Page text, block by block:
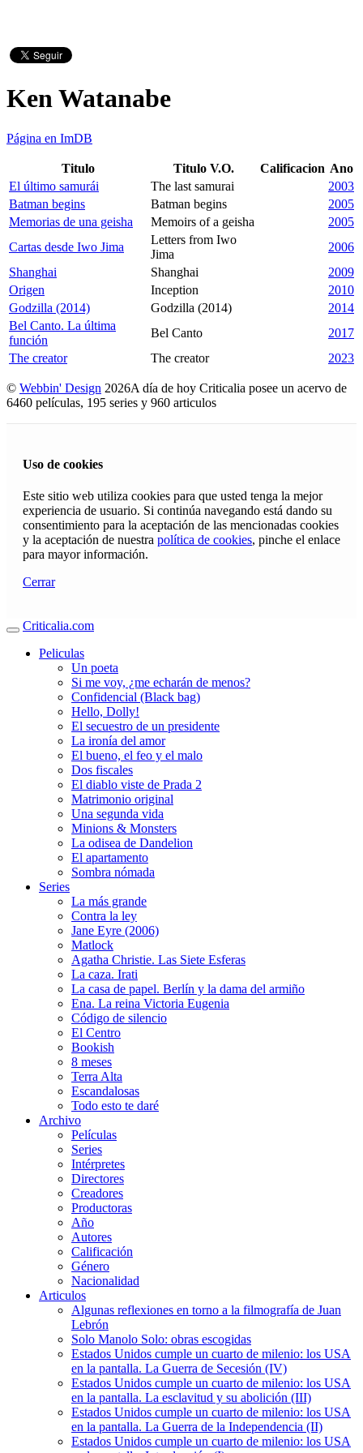
Ken Watanabe
Página en ImDB
Titulo Titulo V.O. Calificacion Ano
El último samurái
The last samurai
2003
Batman begins
Batman begins
2005
Memorias de una geisha
Memoirs of a geisha
2005
Cartas desde Iwo Jima
Letters from Iwo
Jima
2006
Shanghai
Shanghai
2009
Origen
Inception
2010
Godzilla (2014)
Godzilla (2014)
2014
Bel Canto. La última
función
Bel Canto
2017
The creator
The creator 2023
© Webbin' Design 2026A día de hoy Criticalia posee un acervo de
6460 películas, 195 series y 960 articulos
Uso de cookies
Este sitio web utiliza cookies para que usted tenga la mejor
experiencia de usuario. Si continúa navegando está dando su
consentimiento para la aceptación de las mencionadas cookies
y la aceptación de nuestra política de cookies, pinche el enlace
para mayor información.
Cerrar
Criticalia.com
Peliculas
Un poeta
Si me voy, ¿me echarán de menos?
Confidencial (Black bag)
Hello, Dolly!
El secuestro de un presidente
La ironía del amor
El bueno, el feo y el malo
Dos fiscales
El diablo viste de Prada 2
Matrimonio original
Una segunda vida
Minions & Monsters
La odisea de Dandelion
El apartamento
Sombra nómada
Series
La más grande
Contra la ley
Jane Eyre (2006)
Matlock
Agatha Christie. Las Siete Esferas
La caza. Irati
La casa de papel. Berlín y la dama del armiño
Ena. La reina Victoria Eugenia
Código de silencio
El Centro
Bookish
8 meses
Terra Alta
Escandalosas
Todo esto te daré
Archivo
Películas
Series
Intérpretes
Directores
Creadores
Productoras
Año
Autores
Calificación
Género
Nacionalidad
Articulos
Algunas reflexiones en torno a la filmografía de Juan
Lebrón
Solo Manolo Solo: obras escogidas
Estados Unidos cumple un cuarto de milenio: los USA
en la pantalla. La Guerra de Secesión (IV)
Estados Unidos cumple un cuarto de milenio: los USA
en la pantalla. La esclavitud y su abolición (III)
Estados Unidos cumple un cuarto de milenio: los USA
en la pantalla. La Guerra de la Independencia (II)
Estados Unidos cumple un cuarto de milenio: los USA